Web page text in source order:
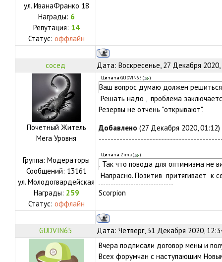
ул. ИванаФранко 18
Награды: 6
Репутация: 14
Статус: оффлайн
сосед Дата: Воскресенье, 27 Декабря
Почетный Житель
Мега Уровня
Группа: Модераторы
Сообщений: 13161
ул. Молодогвардейская
Награды: 259
Статус: оффлайн
Цитата GUDVIN65 ( )
Ваш вопрос думаю должен решиться
Решать надо , проблема
Резервы не отчень "открывают".
Добавлено (27 Декабря 2020, 01:12)
Цитата Zima( )
. Так что повода для оптимизма не
Напрасно. Позитив притягивает к
Scorpion
GUDVIN65 Дата: Четверг, 31 Декабря 2020,
Вчера подписали договор мены и
Всех форумчан с наступающим